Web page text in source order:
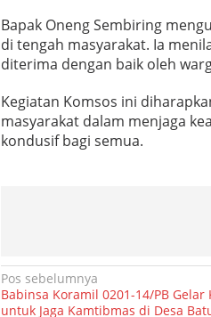
g
a
K
a
t
i
b
Bapak Oneng Sembiring
di tengah masyarakat. Ia
diterima dengan baik oleh
Kegiatan Komsos ini
masyarakat dalam menjaga
kondusif bagi semua.
N
a
Pos sebelumnya
Babinsa Koramil 0201-14/PB Gelar
untuk Jaga Kamtibmas di Desa